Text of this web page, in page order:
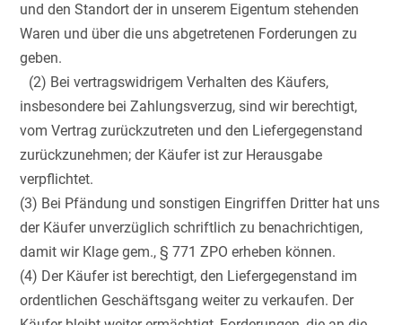
und den Standort der in unserem Eigentum stehenden
Waren und über die uns abgetretenen Forderungen zu
geben.
(2) Bei vertragswidrigem Verhalten des Käufers,
insbesondere bei Zahlungsverzug, sind wir berechtigt,
vom Vertrag zurückzutreten und den Liefergegenstand
zurückzunehmen; der Käufer ist zur Herausgabe
verpflichtet.
(3) Bei Pfändung und sonstigen Eingriffen Dritter hat uns
der Käufer unverzüglich schriftlich zu benachrichtigen,
damit wir Klage gem., § 771 ZPO erheben können.
(4) Der Käufer ist berechtigt, den Liefergegenstand im
ordentlichen Geschäftsgang weiter zu verkaufen. Der